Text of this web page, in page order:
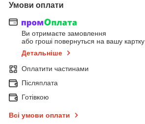
Умови оплати
Ви отримаєте замовлення
або гроші повернуться на вашу картку
Детальніше
Оплатити частинами
Післяплата
Готівкою
Всі умови оплати